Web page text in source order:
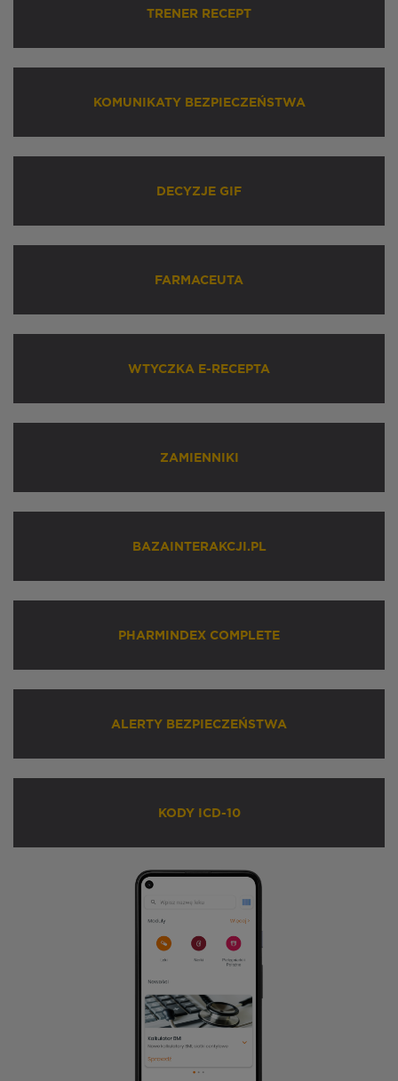
TRENER RECEPT
KOMUNIKATY BEZPIECZEŃSTWA
DECYZJE GIF
FARMACEUTA
WTYCZKA E-RECEPTA
ZAMIENNIKI
BAZAINTERAKCJI.PL
PHARMINDEX COMPLETE
ALERTY BEZPIECZEŃSTWA
KODY ICD-10